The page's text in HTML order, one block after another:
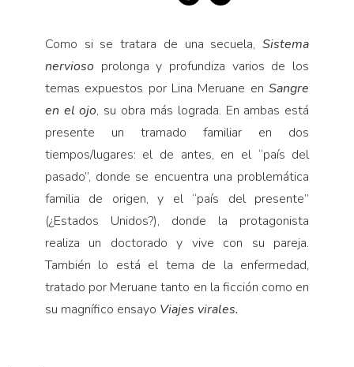
Pensamiento
Pensamiento ilustrado
Personaje
Personajes secundarios
Política
Relecturas
Sociedad
Turismo accidental
Vidas paralelas
Voces y lecturas
Como si se tratara de una secuela,Sistema
nervioso prolonga y profundiza varios de los
temas expuestos por Lina Meruane en Sangre
en el ojo, su obra más lograda. En ambas está
presente un tramado familiar en dos
tiempos/lugares: el de antes, en el “país del
pasado”, donde se encuentra una problemática
familia de origen, y el “país del presente”
(¿Estados Unidos?), donde la protagonista
realiza un doctorado y vive con su pareja.
También lo está el tema de la enfermedad,
tratado por Meruane tanto en la ficción como en
su magnífico ensayo Viajes virales.